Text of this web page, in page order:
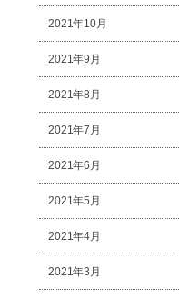
2021年10月
2021年9月
2021年8月
2021年7月
2021年6月
2021年5月
2021年4月
2021年3月